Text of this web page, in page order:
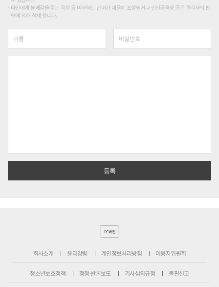
타인에게 불쾌감을 주는 욕설 등 비하하는 단어가 내용에 포함되거나 인신공격성 글은 관리자의 판
단에 의해 삭제 합니다.
PC버전
회사소개 윤리강령 개인정보처리방침 이용자위원회
청소년보호정책 정정·반론보도 기사심의규정 불편신고